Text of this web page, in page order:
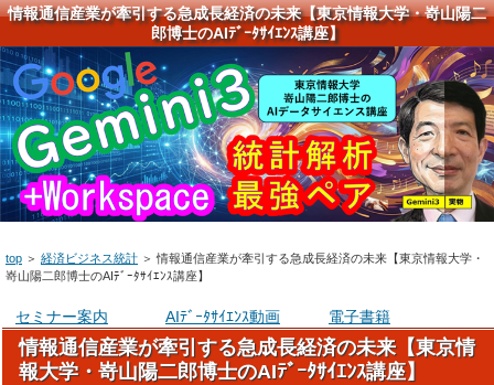
情報通信産業が牽引する急成長経済の未来【東京情報大学・嵜山陽二
郎博士のAIﾃﾞｰﾀｻｲｴﾝｽ講座】
top ＞ 経済ビジネス統計 ＞情報通信産業が牽引する急成長経済の未来【東京情報大学・
嵜山陽二郎博士のAIﾃﾞｰﾀｻｲｴﾝｽ講座】
セミナー案内 AIﾃﾞｰﾀｻｲｴﾝｽ動画 電子書籍
情報通信産業が牽引する急成長経済の未来【東京情
報大学・嵜山陽二郎博士のAIﾃﾞｰﾀｻｲｴﾝｽ講座】